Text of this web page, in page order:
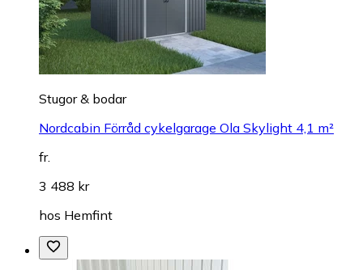
Stugor & bodar
Nordcabin Förråd cykelgarage Ola Skylight 4,1 m²
fr.
3 488 kr
hos Hemfint